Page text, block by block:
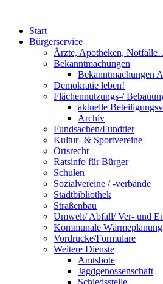
Start
Bürgerservice
Ärzte, Apotheken,
Bekanntmachungen
Bekanntmachungen
Demokratie leben!
Flächennutzungs-/
aktuelle
Archiv
Fundsachen/Fundtier
Kultur- & Sportvereine
Ortsrecht
Ratsinfo für Bürger
Schulen
Sozialvereine / -verbände
Stadtbibliothek
Straßenbau
Umwelt/ Abfall/ Ver- und
Kommunale Wärmeplanung
Vordrucke/Formulare
Weitere Dienste
Amtsbote
Jagdgenossenschaft
Schiedsstelle